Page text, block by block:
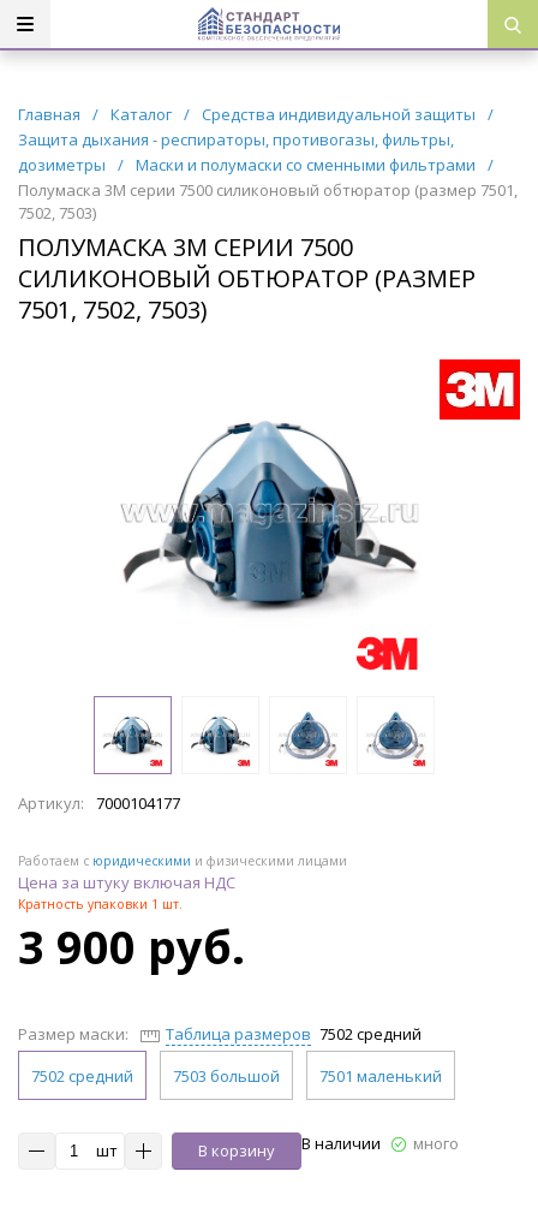
Главная / Каталог / Средства индивидуальной защиты
/
Защита дыхания - респираторы, противогазы, фильтры,
дозиметры
/ Маски и полумаски со сменными фильтрами
/
Полумаска 3М серии 7500 силиконовый обтюратор (размер 7501,
7502, 7503)
ПОЛУМАСКА 3М СЕРИИ 7500
СИЛИКОНОВЫЙ ОБТЮРАТОР (РАЗМЕР
7501, 7502, 7503)
Артикул: 7000104177
Работаем с юридическими и физическими лицами
Цена за штуку включая НДС
Кратность упаковки 1 шт.
3 900 руб.
Размер маски: Таблица размеров 7502 средний
7502 средний
7503 большой 7501 маленький
шт В корзину В наличии много